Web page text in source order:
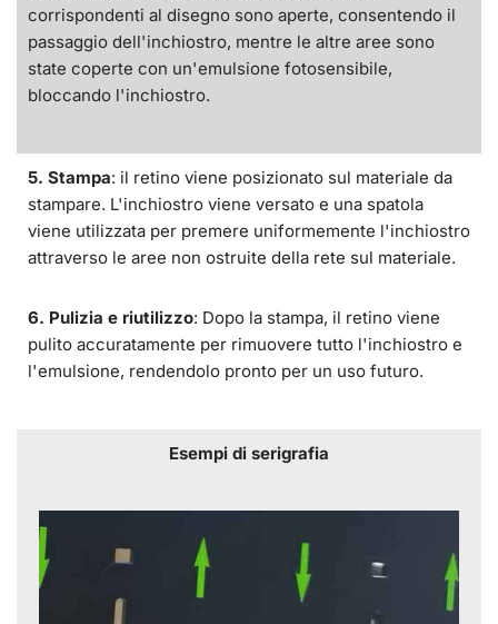
corrispondenti al disegno sono aperte, consentendo il
passaggio dell'inchiostro, mentre le altre aree sono
state coperte con un'emulsione fotosensibile,
bloccando l'inchiostro.
5. Stampa: il retino viene posizionato sul materiale da
stampare. L'inchiostro viene versato e una spatola
viene utilizzata per premere uniformemente l'inchiostro
attraverso le aree non ostruite della rete sul materiale.
6. Pulizia e riutilizzo: Dopo la stampa, il retino viene
pulito accuratamente per rimuovere tutto l'inchiostro e
l'emulsione, rendendolo pronto per un uso futuro.
Esempi di serigrafia